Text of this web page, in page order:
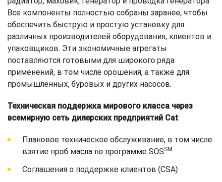
Все компоненты полностью собраны заранее, чтобы
обеспечить быструю и простую установку для
различных производителей оборудования, клиентов и
упаковщиков. Эти экономичные агрегаты
поставляются готовыми для широкого ряда
применений, в том числе орошения, а также для
промышленных, буровых и других насосов.
Техническая поддержка мирового класса через
всемирную сеть дилерских предприятий Cat
Плановое техническое обслуживание, в том числе
взятие проб масла по программе SOSSM
Соглашения о поддержке клиентов (CSA)